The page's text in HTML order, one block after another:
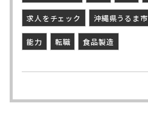
求人をチェック 沖縄県うるま市
能力 転職 食品製造